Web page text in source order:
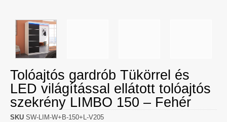
Tolóajtós gardrób Tükörrel és
LED világítással ellátott tolóajtós
szekrény LIMBO 150 – Fehér
SKU SW-LIM-W+B-150+L-V205